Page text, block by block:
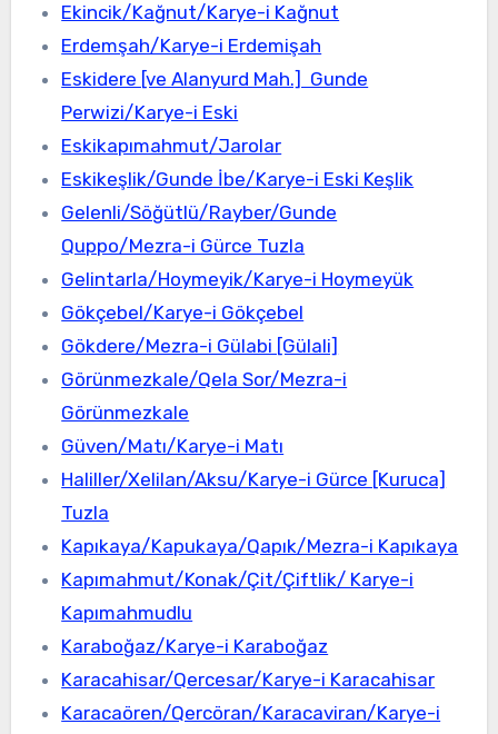
Ekincik/Kağnut/Karye-i Kağnut
Erdemşah/Karye-i Erdemişah
Eskidere [ve Alanyurd Mah.] Gunde
Perwizi/Karye-i Eski
Eskikapımahmut/Jarolar
Eskikeşlik/Gunde İbe/Karye-i Eski Keşlik
Gelenli/Söğütlü/Rayber/Gunde
Quppo/Mezra-i Gürce Tuzla
Gelintarla/Hoymeyik/Karye-i Hoymeyük
Gökçebel/Karye-i Gökçebel
Gökdere/Mezra-i Gülabi [Gülali]
Görünmezkale/Qela Sor/Mezra-i
Görünmezkale
Güven/Matı/Karye-i Matı
Haliller/Xelilan/Aksu/Karye-i Gürce [Kuruca]
Tuzla
Kapıkaya/Kapukaya/Qapık/Mezra-i Kapıkaya
Kapımahmut/Konak/Çit/Çiftlik/ Karye-i
Kapımahmudlu
Karaboğaz/Karye-i Karaboğaz
Karacahisar/Qercesar/Karye-i Karacahisar
Karacaören/Qercöran/Karacaviran/Karye-i